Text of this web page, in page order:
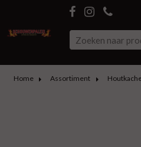
Home Assortiment